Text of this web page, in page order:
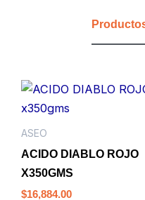
ASEO
ACIDO DIABLO ROJO
X350GMS
$16,884.00